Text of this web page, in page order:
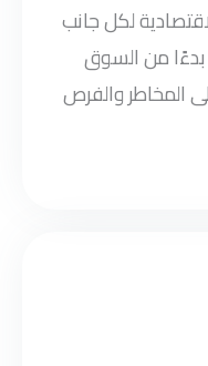
لكل جانب
من السوق
المخاطر والفرص